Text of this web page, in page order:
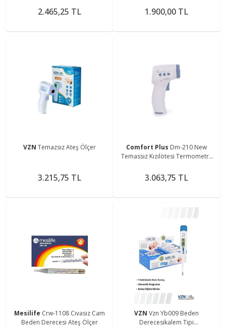
2.465,25 TL 1.900,00 TL
VZN Temazsız Ateş Ölçer
3.215,75 TL
Comfort Plus Dm-210 New
Temassız Kızılötesi Termometre
3.063,75 TL
Mesilife Crw-1108 Civasız Cam
Beden Derecesi Ateş Ölçer
VZN Vzn Yb009 Beden
Derecesikalem Tipi